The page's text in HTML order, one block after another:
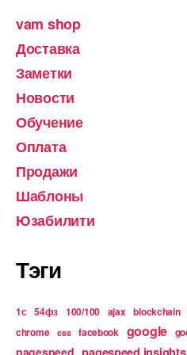
vam shop
Доставка
Заметки
Новости
Обучение
Оплата
Продажи
Шаблоны
Юзабилити
Тэги
1с 54фз 100/100 ajax blockchain
chrome css facebook google
pagespeed